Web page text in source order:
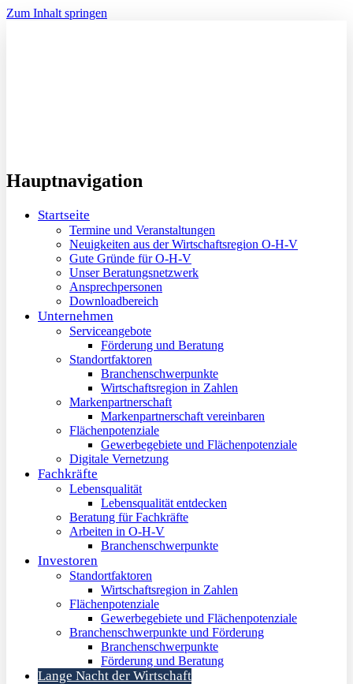
Zum Inhalt springen
Hauptnavigation
Startseite
Termine und Veranstaltungen
Neuigkeiten aus der Wirtschaftsregion O-H-V
Gute Gründe für O-H-V
Unser Beratungsnetzwerk
Ansprechpersonen
Downloadbereich
Unternehmen
Serviceangebote
Förderung und Beratung
Standortfaktoren
Branchenschwerpunkte
Wirtschaftsregion in Zahlen
Markenpartnerschaft
Markenpartnerschaft vereinbaren
Flächenpotenziale
Gewerbegebiete und Flächenpotenziale
Digitale Vernetzung
Fachkräfte
Lebensqualität
Lebensqualität entdecken
Beratung für Fachkräfte
Arbeiten in O-H-V
Branchenschwerpunkte
Investoren
Standortfaktoren
Wirtschaftsregion in Zahlen
Flächenpotenziale
Gewerbegebiete und Flächenpotenziale
Branchenschwerpunkte und Förderung
Branchenschwerpunkte
Förderung und Beratung
Lange Nacht der Wirtschaft